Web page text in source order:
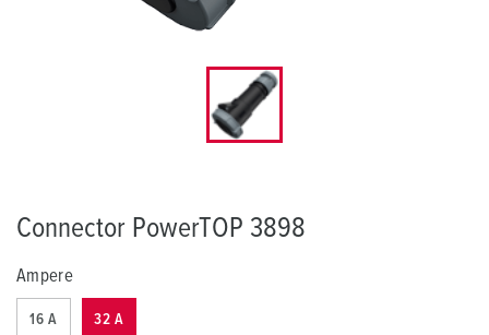
Connector PowerTOP 3898
Ampere
16 A 32 A